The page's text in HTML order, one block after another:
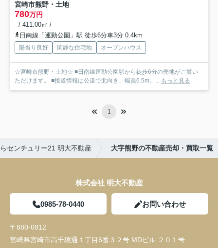
宮崎市熊野・土地
780万円
- / 411.00㎡ / -
日南線「運動公園」駅 徒歩6分車3分 0.4km
陽当り良好 閑静な住宅地 オープンハウス
☆宮崎市熊野・土地☆ ■日南線運動公園駅から徒歩6分の売地がご覧い
ただけます。 ■接道情報は公道で北向き、幅員6.5m、... もっと見る
1
センチュリー21 明大不動産 大字熊野の不動産売却・買取一覧
株式会社 明大不動産
0985-78-0440 お問い合わせ
〒880-0812
宮崎県宮崎市高千穂通１丁目6番３２号 MDビル ２０１号